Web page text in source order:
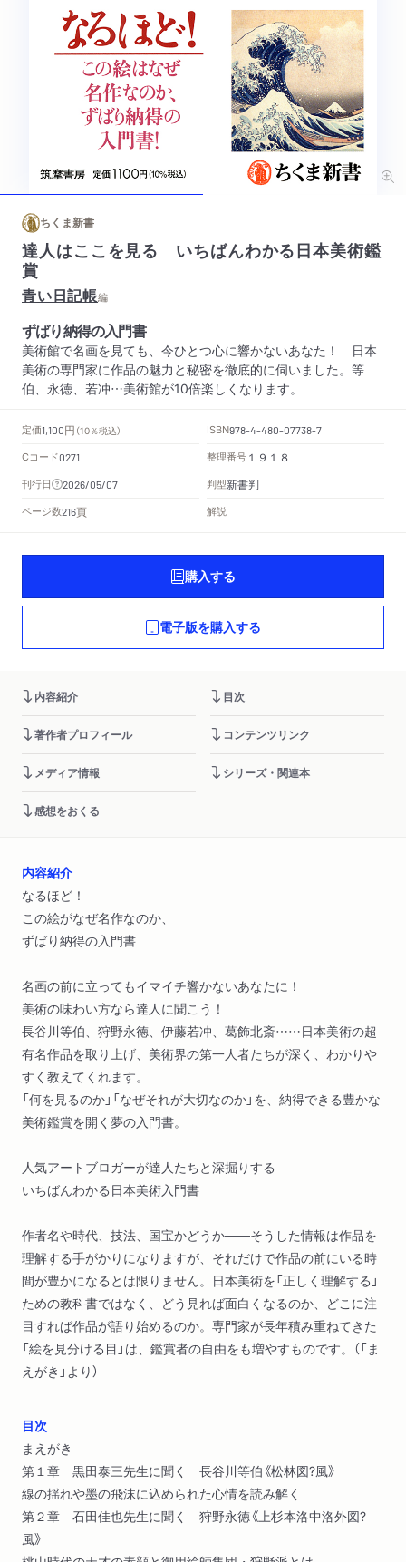
ちくま新書
達人はここを見る いちばんわかる日本美術鑑
賞
青い日記帳編
ずばり納得の入門書
美術館で名画を見ても、今ひとつ心に響かないあなた！ 日本
美術の専門家に作品の魅力と秘密を徹底的に伺いました。等
伯、永徳、若冲…美術館が10倍楽しくなります。
定価1,100円 （10％税込） ISBN978-4-480-07738-7
Cコード0271 整理番号 １９１８
刊行日 2026/05/07 判型新書判
ページ数216頁 解説
購入する
電子版を購入する
内容紹介 目次
著作者プロフィール コンテンツリンク
メディア情報 シリーズ・関連本
感想をおくる
内容紹介
なるほど！
この絵がなぜ名作なのか、
ずばり納得の入門書
名画の前に立ってもイマイチ響かないあなたに！
美術の味わい方なら達人に聞こう！
長谷川等伯、狩野永徳、伊藤若冲、葛飾北斎……日本美術の超
有名作品を取り上げ、美術界の第一人者たちが深く、わかりや
すく教えてくれます。
「何を見るのか」「なぜそれが大切なのか」を、納得できる豊かな
美術鑑賞を開く夢の入門書。
人気アートブロガーが達人たちと深掘りする
いちばんわかる日本美術入門書
作者名や時代、技法、国宝かどうか――そうした情報は作品を
理解する手がかりになりますが、それだけで作品の前にいる時
間が豊かになるとは限りません。日本美術を「正しく理解する」
ための教科書ではなく、どう見れば面白くなるのか、どこに注
目すれば作品が語り始めるのか。専門家が長年積み重ねてきた
「絵を見分ける目」は、鑑賞者の自由をも増やすものです。（「ま
えがき」より）
目次
まえがき
第１章 黒田泰三先生に聞く 長谷川等伯《松林図?風》
線の揺れや墨の飛沫に込められた心情を読み解く
第２章 石田佳也先生に聞く 狩野永徳《上杉本洛中洛外図?
風》